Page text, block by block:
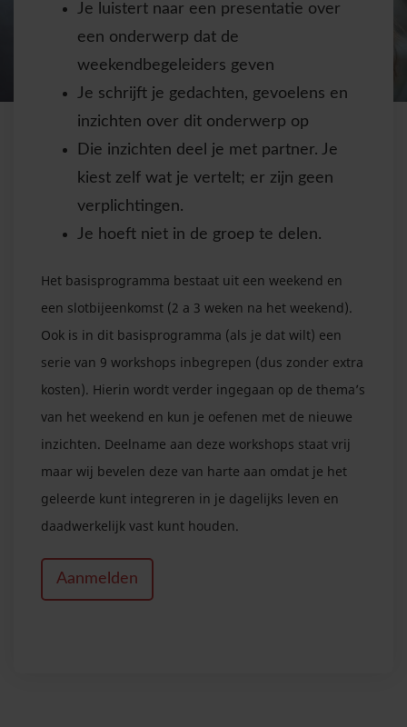
Je luistert naar een presentatie over
een onderwerp dat de
weekendbegeleiders geven
Je schrijft je gedachten, gevoelens en
inzichten over dit onderwerp op
Die inzichten deel je met partner. Je
kiest zelf wat je vertelt; er zijn geen
verplichtingen.
Je hoeft niet in de groep te delen.
Het basisprogramma bestaat uit een weekend en
een slotbijeenkomst (2 a 3 weken na het weekend).
Ook is in dit basisprogramma (als je dat wilt) een
serie van 9 workshops inbegrepen (dus zonder extra
kosten). Hierin wordt verder ingegaan op de thema’s
van het weekend en kun je oefenen met de nieuwe
inzichten. Deelname aan deze workshops staat vrij
maar wij bevelen deze van harte aan omdat je het
geleerde kunt integreren in je dagelijks leven en
daadwerkelijk vast kunt houden.
Aanmelden